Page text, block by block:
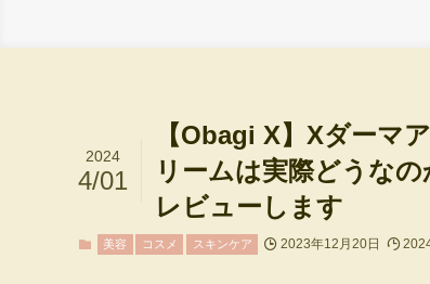
【Obagi X】Xダーマ
リームは実際どうな
レビューします
2024
4/01
美容 コスメ スキンケア 2023年12月20日